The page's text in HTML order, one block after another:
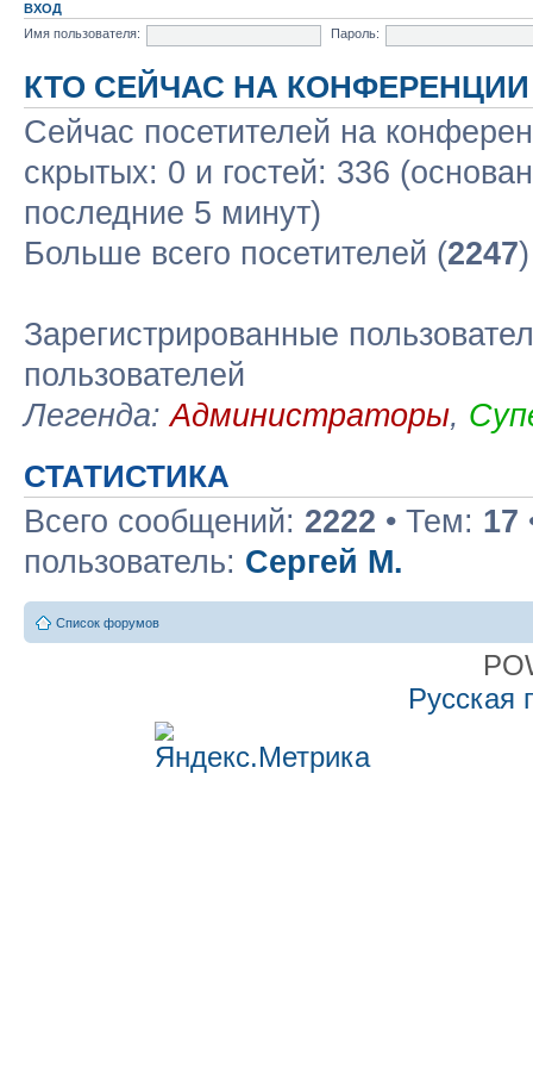
ВХОД
Имя пользователя:
Пароль:
КТО СЕЙЧАС НА КОНФЕРЕНЦИИ
Сейчас посетителей на
скрытых: 0 и гостей: 336
последние 5 минут)
Больше всего посетителей (2247
Зарегистрированные
пользователей
Легенда:Администраторы,
СТАТИСТИКА
Всего сообщений: 2222 • Тем: 17
пользователь: Сергей М.
Список форумов
Русская